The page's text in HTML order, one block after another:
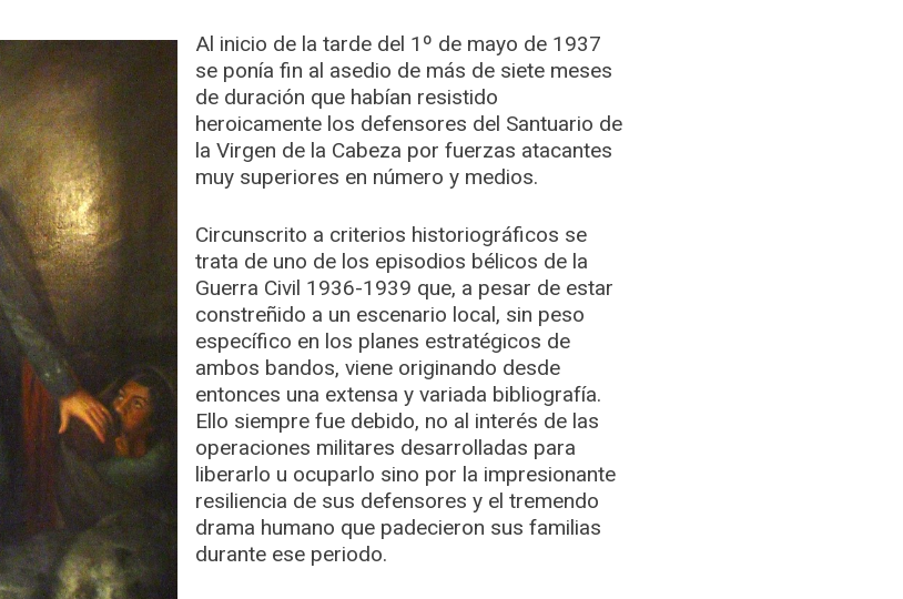
Al inicio de la tarde del 1º de mayo de 1937
se ponía fin al asedio de más de siete meses
de duración que habían resistido
heroicamente los defensores del Santuario de
la Virgen de la Cabeza por fuerzas atacantes
muy superiores en número y medios.
Circunscrito a criterios historiográficos se
trata de uno de los episodios bélicos de la
Guerra Civil 1936-1939 que, a pesar de estar
constreñido a un escenario local, sin peso
específico en los planes estratégicos de
ambos bandos, viene originando desde
entonces una extensa y variada bibliografía.
Ello siempre fue debido, no al interés de las
operaciones militares desarrolladas para
liberarlo u ocuparlo sino por la impresionante
resiliencia de sus defensores y el tremendo
drama humano que padecieron sus familias
durante ese periodo.